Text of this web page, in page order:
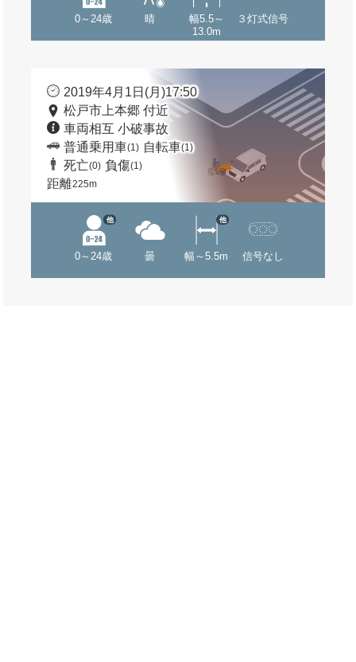
0～24歳 晴
幅5.5～
13.0m
３灯式信号
2019年4月1日(月)17:50
松戸市上本郷 付近
車両相互 小破事故
普通乗用車(1) 自転車(1)
死亡(0) 負傷(1)
距離225m
0～24歳
他
曇 幅～5.5m
他
信号なし